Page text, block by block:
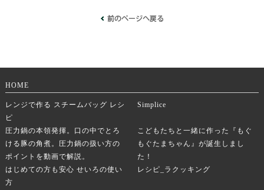
HOME
レンジで作る スチームバッグ レシ
ピ
Simplice
圧力鍋の本領発揮。口の中でとろ
ける豚の角煮。圧力鍋の扱い方の
ポイントを動画で解説。
こどもたちと一緒に作った『もぐ
もぐたまちゃん』が誕生しまし
た！
はじめての方も安心 せいろの使い
方
レシピ_ラクッキング